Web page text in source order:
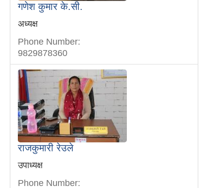
गणेश कुमार के.सी.
अध्यक्ष
Phone Number:
9829878360
राजकुमारी रेउले
उपाध्यक्ष
Phone Number: